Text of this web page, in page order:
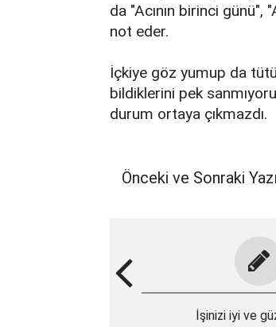
da "Acının birinci günü",
not eder.
İçkiye göz yumup da
bildiklerini pek
durum ortaya çıkmazdı.
Önceki ve Sonraki
İşinizi iyi ve